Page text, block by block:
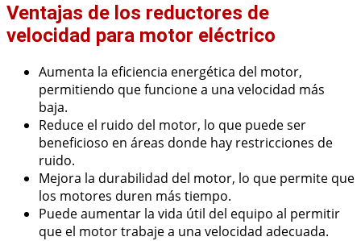
Ventajas de los reductores de
velocidad para motor eléctrico
Aumenta la eficiencia energética del motor,
permitiendo que funcione a una velocidad más
baja.
Reduce el ruido del motor, lo que puede ser
beneficioso en áreas donde hay restricciones de
ruido.
Mejora la durabilidad del motor, lo que permite que
los motores duren más tiempo.
Puede aumentar la vida útil del equipo al permitir
que el motor trabaje a una velocidad adecuada.